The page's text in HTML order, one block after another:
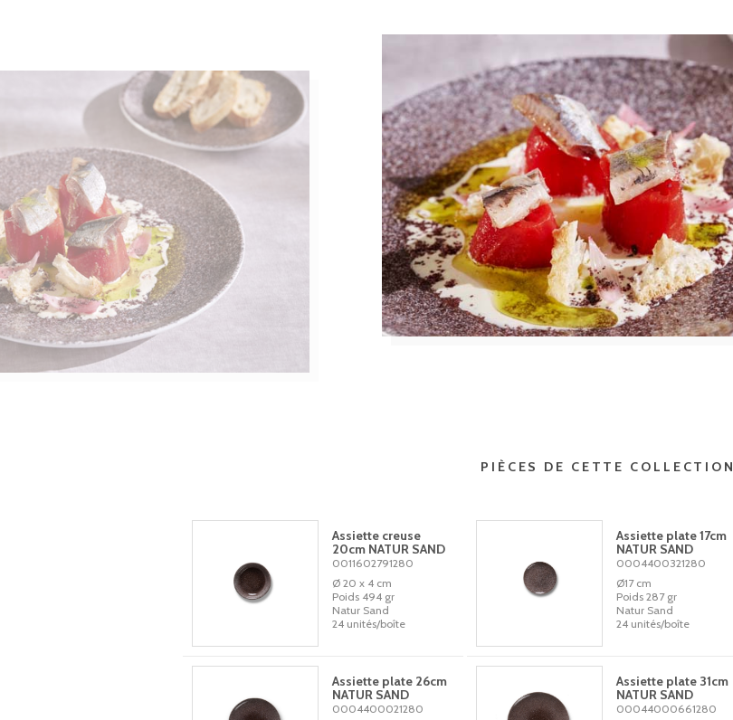
PIÈCES DE CETTE COLLECTION
Assiette creuse
20cm NATUR SAND
0011602791280
Ø 20 x 4 cm
Poids 494 gr
Natur Sand
24 unités/boîte
Assiette plate 17cm
NATUR SAND
0004400321280
Ø17 cm
Poids 287 gr
Natur Sand
24 unités/boîte
Assiette plate 26cm
NATUR SAND
0004400021280
Assiette plate 31cm
NATUR SAND
00044000661280